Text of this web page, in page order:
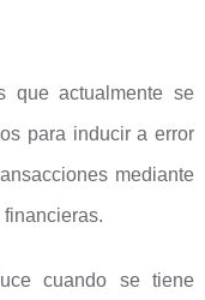
que actualmente se
para inducir a error
mediante
cuando se tiene